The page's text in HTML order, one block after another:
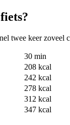
twee keer zoveel
30 min
208 kcal
242 kcal
278 kcal
312 kcal
347 kcal